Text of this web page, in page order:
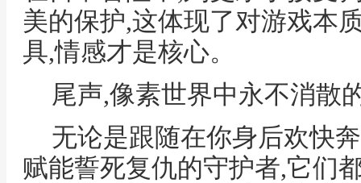
美的保护,这体现了对游戏本
具,情感才是核心。
尾声,像素世界中永不消散
无论是跟随在你身后欢快
赋能誓死复仇的守护者,它们